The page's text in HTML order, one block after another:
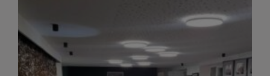
świata literatury!
WIĘCEJ